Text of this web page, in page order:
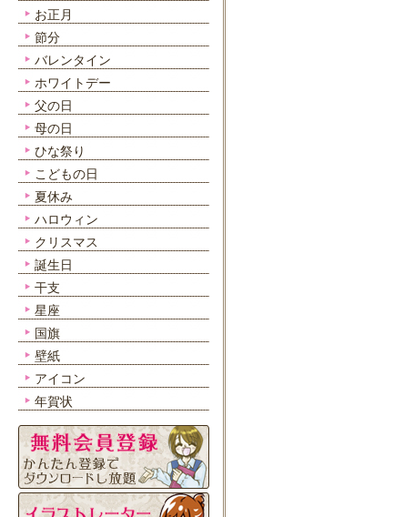
お正月
節分
バレンタイン
ホワイトデー
父の日
母の日
ひな祭り
こどもの日
夏休み
ハロウィン
クリスマス
誕生日
干支
星座
国旗
壁紙
アイコン
年賀状